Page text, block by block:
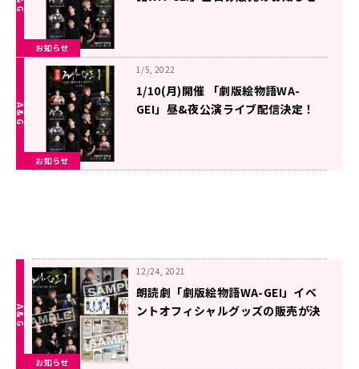
お知らせ
お知らせ
1/5, 2022
1/10(月)開催 「劇版絵物語WA-
GEI」昼&夜公演ライブ配信決定！
お知らせ
12/24, 2021
朗読劇「劇版絵物語WA-GEI」イベ
ントオフィシャルグッズの販売が決